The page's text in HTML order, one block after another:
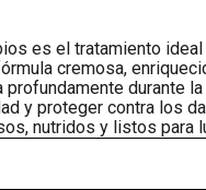
es el tratamiento
cremosa,
durante
y proteger contra los
nutridos y listos para